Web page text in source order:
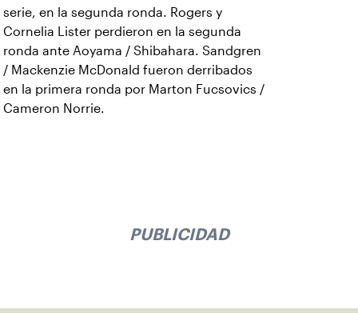
serie, en la segunda ronda. Rogers y
Cornelia Lister perdieron en la segunda
ronda ante Aoyama / Shibahara. Sandgren
/ Mackenzie McDonald fueron derribados
en la primera ronda por Marton Fucsovics /
Cameron Norrie.
PUBLICIDAD